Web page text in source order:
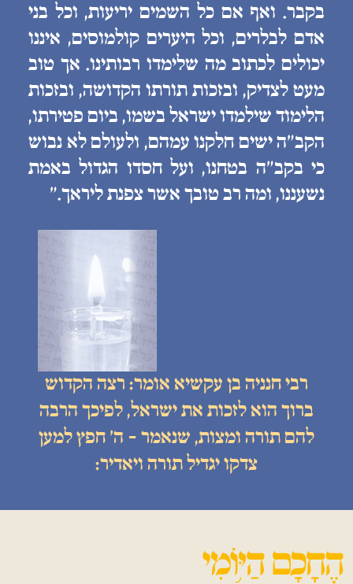
בקבר. ואף אם כל השמים יריעות, וכל בני
אדם לבלרים, וכל היערים קולמוסים, איננו
יכולים לכתוב מה שלימדו רבותינו. אך טוב
מעט לצדיק, ובזכות תורתו הקדושה, ובזכות
הלימוד שילמדו ישראל בשמו, ביום פטירתו,
הקב״ה ישים חלקנו עמהם, ולעולם לא נבוש
כי בקב״ה בטחנו, ועל חסדו הגדול באמת
נשעננו, ומה רב טובך אשר צפנת ליראך.״
רבי חנניה בן עקשיא אומר: רצה הקדוש
ברוך הוא לזכות את ישראל, לפיכך הרבה
להם תורה ומצות, שנאמר - ה׳ חפץ למען
צדקו יגדיל תורה ויאדיר: